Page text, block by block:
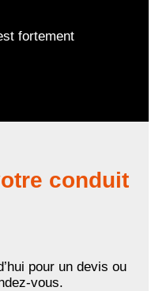
fortement
conduit
pour un devis ou
vous.